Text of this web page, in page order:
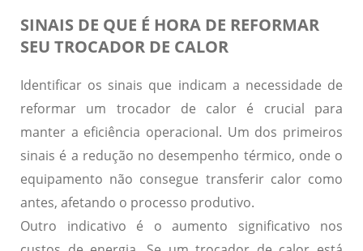
SINAIS DE QUE É HORA DE REFORMAR
SEU TROCADOR DE CALOR
Identificar os sinais que indicam a necessidade de
reformar um trocador de calor é crucial para
manter a eficiência operacional. Um dos primeiros
sinais é a redução no desempenho térmico, onde o
equipamento não consegue transferir calor como
antes, afetando o processo produtivo.
Outro indicativo é o aumento significativo nos